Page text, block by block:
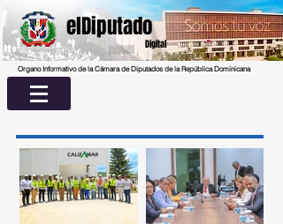
elDiputado
Digital
Organo Informativo de la Cámara de Diputados de la República Dominicana